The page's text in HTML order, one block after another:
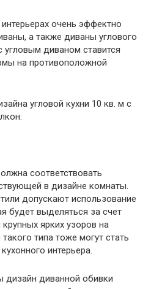
очень эффектно
а также диваны углового
угловым диваном ставится
на противоположной
угловой кухни 10 кв. м с
соответствовать
в дизайне комнаты.
допускают использование
будет выделяться за счет
ярких узоров на
типа тоже могут стать
интерьера.
дизайн диванной обивки